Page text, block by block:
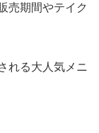
売期間やテイク
れる大人気メニ